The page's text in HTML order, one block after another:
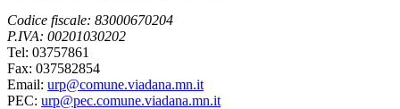
Codice fiscale: 83000670204
P.IVA: 00201030202
Tel: 03757861
Fax: 037582854
Email: urp@comune.viadana.mn.it
PEC: urp@pec.comune.viadana.mn.it